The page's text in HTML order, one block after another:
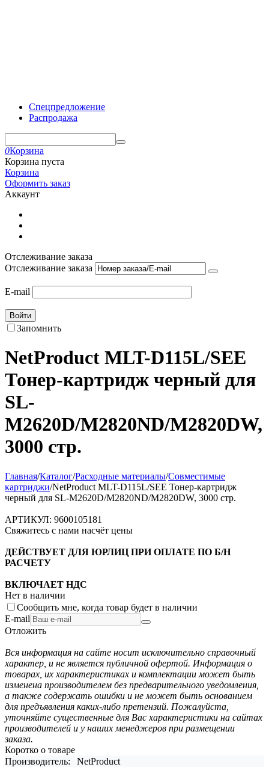
Спецпредложение
Распродажа
0Корзина
Корзина пуста
Корзина
Оформить заказ
Аккаунт
Отслеживание заказа
Отслеживание заказа
E-mail
Войти
Запомнить
NetProduct MLT-D115L/SEE
Тонер-картридж черный для
SL-
M2620D/M2820ND/M2820DW,
3000 стр.
Главная/Каталог/Расходные материалы/Совместимые
картриджи/NetProduct MLT-D115L/SEE Тонер-картридж
черный для SL-M2620D/M2820ND/M2820DW, 3000 стр.
АРТИКУЛ: 9600105181
Свяжитесь с нами насчёт цены
ДЕЙСТВУЕТ ДЛЯ ЮРЛИЦ ПРИ ОПЛАТЕ ПО Б/Н
РАСЧЕТУ
ВКЛЮЧАЕТ НДС
Нет в наличии
Сообщить мне, когда товар будет в наличии
E-mail
Отложить
Вся информация на сайте носит исключительно справочный
характер, и не является публичной офертой. Информация о
товарах, их характеристиках и комплектации может быть
изменена производителем без предварительного уведомления,
а также содержать ошибки и не может быть основанием
для предъявления каких-либо претензий. Пожалуйста,
уточняйте существенные для Вас характеристики на сайтах
производителей и у наших менеджеров при размещении
заказа.
Коротко о товаре
Производитель:
NetProduct